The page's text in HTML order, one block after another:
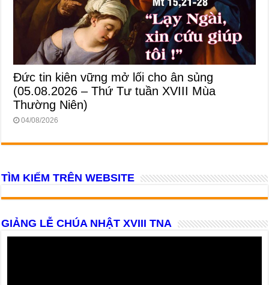
Đức tin kiên vững mở lối cho ân sủng
(05.08.2026 – Thứ Tư tuần XVIII Mùa
Thường Niên)
04/08/2026
TÌM KIẾM TRÊN WEBSITE
GIẢNG LỄ CHÚA NHẬT XVIII TNA